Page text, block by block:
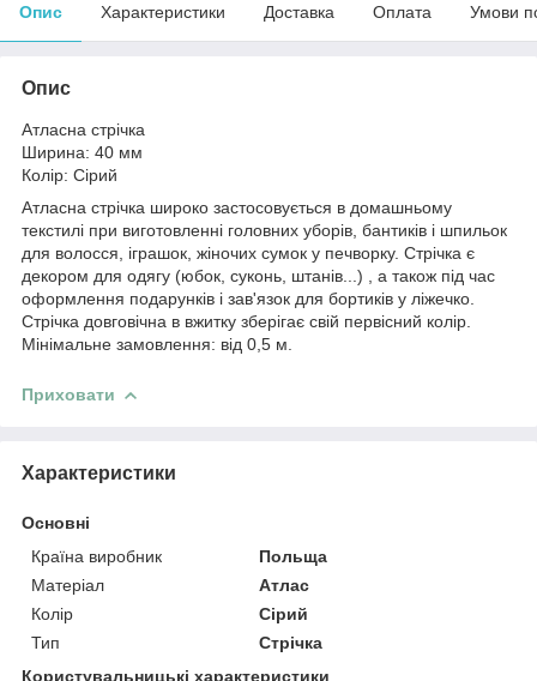
Опис Характеристики Доставка Оплата Умови
Опис
Атласна стрічка
Ширина: 40 мм
Колір: Сірий
Атласна стрічка широко застосовується в домашньому
текстилі при виготовленні головних уборів, бантиків і шпильок
для волосся, іграшок, жіночих сумок у печворку. Стрічка є
декором для одягу (юбок, суконь, штанів...) , а також під час
оформлення подарунків і зав'язок для бортиків у ліжечко.
Стрічка довговічна в вжитку зберігає свій первісний колір.
Мінімальне замовлення: від 0,5 м.
Приховати
Характеристики
Основні
Країна виробник
Польща
Матеріал
Атлас
Колір
Сірий
Тип
Стрічка
Користувальницькі характеристики